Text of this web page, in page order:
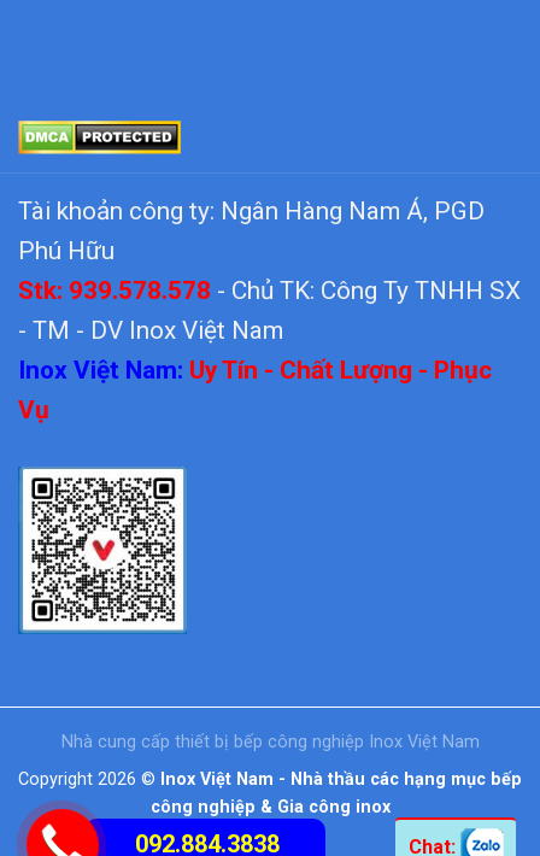
Tài khoản công ty: Ngân Hàng Nam Á, PGD
Phú Hữu
Stk: 939.578.578 - Chủ TK: Công Ty TNHH SX
- TM - DV Inox Việt Nam
Inox Việt Nam: Uy Tín - Chất Lượng - Phục
Vụ
Nhà cung cấp thiết bị bếp công nghiệp Inox Việt Nam
Copyright 2026 © Inox Việt Nam - Nhà thầu các hạng mục bếp
công nghiệp & Gia công inox
092.884.3838 Chat: